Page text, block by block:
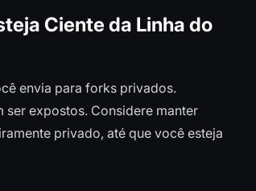
Ciente da Linha do
envia para forks privados.
expostos. Considere manter
privado, até que você esteja